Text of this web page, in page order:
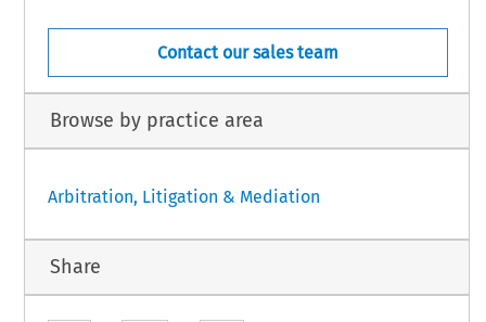
Contact our sales team
Browse by practice area
Arbitration, Litigation & Mediation
Share